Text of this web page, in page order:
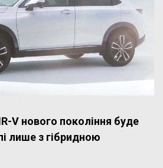
V нового покоління буде
лише з гібридною